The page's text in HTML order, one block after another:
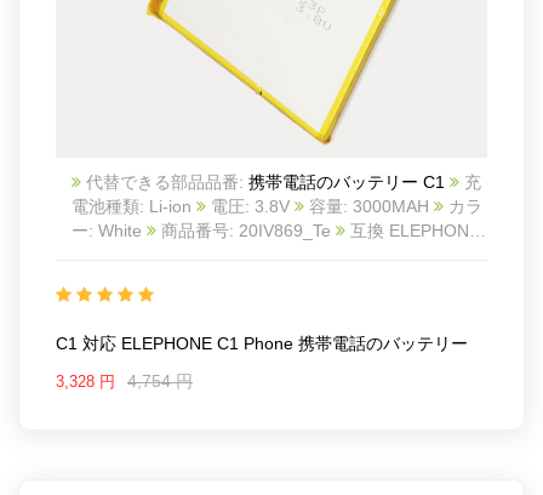
代替できる部品品番: 携帯電話のバッテリー C1
充
電池種類: Li-ion
電圧: 3.8V 容量: 3000MAH
カラ
ー: White
商品番号: 20IV869_Te
互換 ELEPHONE
C1 対応 ELEPHONE C1 Phone 携帯電話のバッテリー
3,328 円 4,754 円